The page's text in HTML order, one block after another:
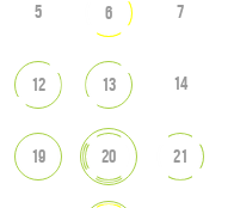
5 6 7
12 13 14
19 20 21